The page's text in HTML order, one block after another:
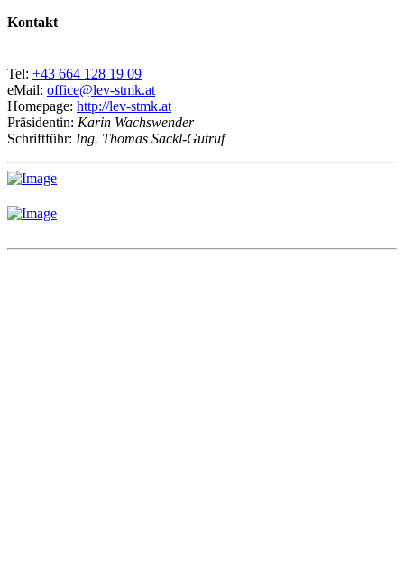
Kontakt
Tel: +43 664 128 19 09
eMail: office@lev-stmk.at
Homepage: http://lev-stmk.at
Präsidentin: Karin Wachswender
Schriftführ: Ing. Thomas Sackl-Gutruf